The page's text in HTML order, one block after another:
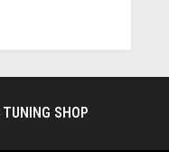
SHOP